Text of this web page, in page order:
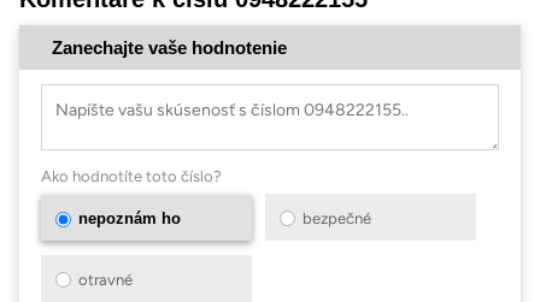
Zanechajte vaše hodnotenie
Ako hodnotíte toto číslo?
nepoznám ho bezpečné
otravné